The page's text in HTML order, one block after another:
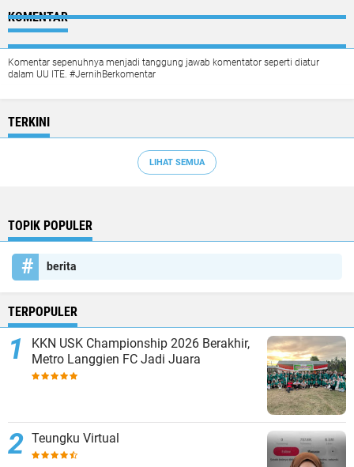
KOMENTAR
Komentar sepenuhnya menjadi tanggung jawab komentator seperti diatur
dalam UU ITE. #JernihBerkomentar
TERKINI
LIHAT SEMUA
TOPIK POPULER
berita
TERPOPULER
KKN USK Championship 2026 Berakhir,
Metro Langgien FC Jadi Juara
Teungku Virtual